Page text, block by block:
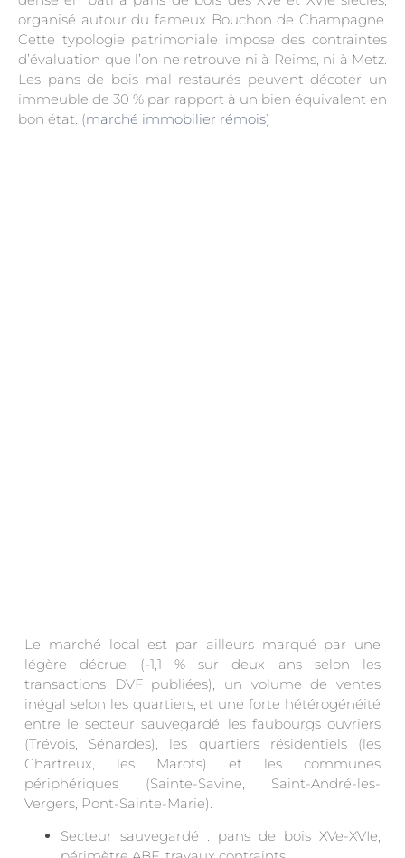
organisé autour du fameux Bouchon de Champagne.
Cette typologie patrimoniale impose des contraintes
d’évaluation que l’on ne retrouve ni à Reims, ni à Metz.
Les pans de bois mal restaurés peuvent décoter un
immeuble de 30 % par rapport à un bien équivalent en
bon état. (marché immobilier rémois)
Le marché local est par ailleurs marqué par une
légère décrue (-1,1 % sur deux ans selon les
transactions DVF publiées), un volume de ventes
inégal selon les quartiers, et une forte hétérogénéité
entre le secteur sauvegardé, les faubourgs ouvriers
(Trévois, Sénardes), les quartiers résidentiels (les
Chartreux, les Marots) et les communes
périphériques (Sainte-Savine, Saint-André-les-
Vergers, Pont-Sainte-Marie).
Secteur sauvegardé : pans de bois XVe-XVIe,